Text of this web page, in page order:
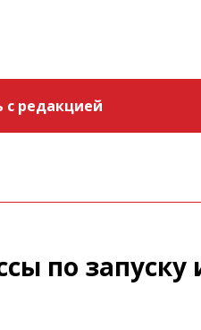
с редакцией
по